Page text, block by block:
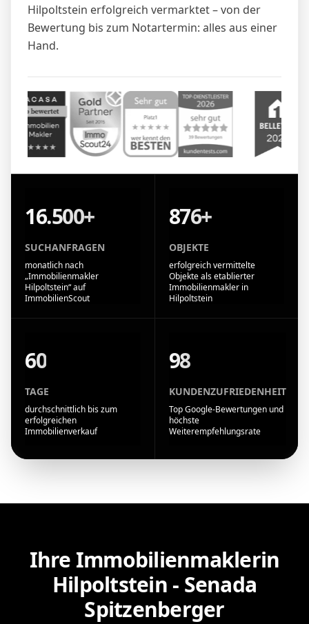
Hilpoltstein erfolgreich vermarktet – von der
Bewertung bis zum Notartermin: alles aus einer
Hand.
16.500+
SUCHANFRAGEN
monatlich nach
„Immobilienmakler
Hilpoltstein“ auf
ImmobilienScout
876+
OBJEKTE
erfolgreich vermittelte
Objekte als etablierter
Immobilienmakler in
Hilpoltstein
60
TAGE
durchschnittlich bis zum
erfolgreichen
Immobilienverkauf
98
KUNDENZUFRIEDENHEIT
Top Google-Bewertungen und
höchste
Weiterempfehlungsrate
Ihre Immobilienmaklerin
Hilpoltstein - Senada
Spitzenberger